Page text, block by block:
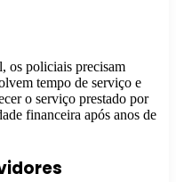
os policiais precisam
tempo de serviço e
o serviço prestado por
financeira após anos de